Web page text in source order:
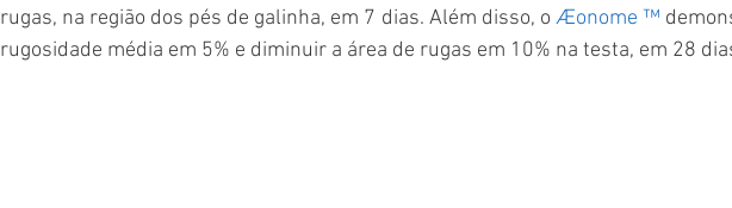
rugas, na região dos pés de galinha, em 7 dias. Além disso, o Æonome ™
rugosidade média em 5% e diminuir a área de rugas em 10% na testa, em 28